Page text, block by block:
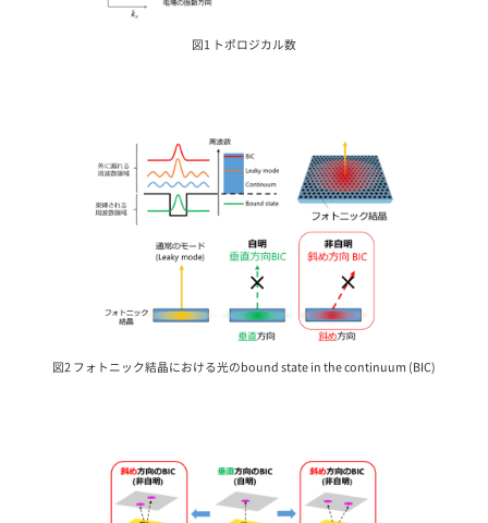
図1 トポロジカル数
図2 フォトニック結晶における光のbound state in the continuum (BIC)